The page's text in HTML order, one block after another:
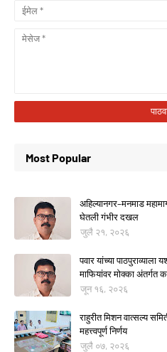
Most Popular
अहिल्यानगर–मनमाड
घेतली गंभीर दखल
जुलै २१, २०२६
पवार यांच्या
माफियांवर मोक्का अंतर्गत
जून १६, २०२६
राहुरीत मिशन वात्सल्य
महत्त्वपूर्ण निर्णय
जुलै ०७, २०२६